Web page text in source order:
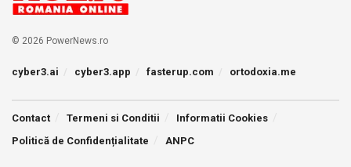
© 2026 PowerNews.ro
cyber3.ai cyber3.app fasterup.com ortodoxia.me
Contact Termeni si Conditii
Informatii Cookies
Politică de Confidențialitate
ANPC